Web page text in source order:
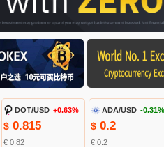
DOT/USD +0.63%
$0.815
€ 0.82
ADA/USD -0.31%
$0.2
€ 0.2